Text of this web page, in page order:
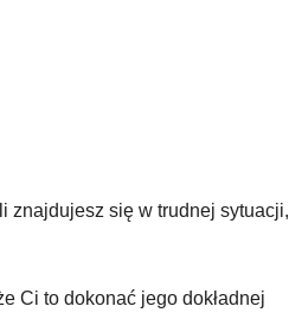
znajdujesz się w trudnej sytuacji,
Ci to dokonać jego dokładnej